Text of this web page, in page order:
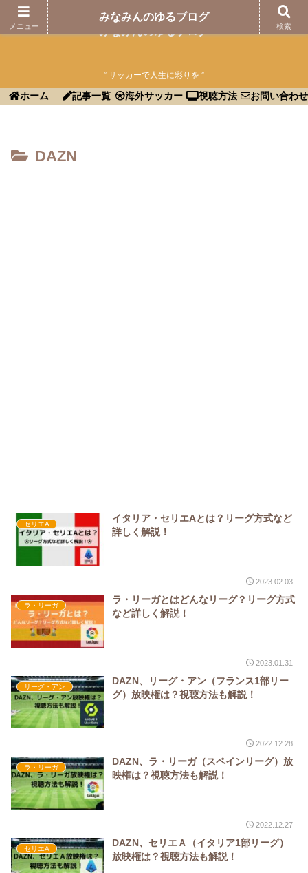
” サッカーで人生に彩りを ”
ホーム 記事一覧 海外サッカー 視聴方法 お問い合わせ
DAZN
セリエA
イタリア・セリエAとは？リーグ方式など
詳しく解説！
2023.02.03
ラ・リーガ
ラ・リーガとはどんなリーグ？リーグ方式
など詳しく解説！
2023.01.31
リーグ・アン
DAZN、リーグ・アン（フランス1部リー
グ）放映権は？視聴方法も解説！
2022.12.28
ラ・リーガ
DAZN、ラ・リーガ（スペインリーグ）放
映権は？視聴方法も解説！
2022.12.27
セリエA
DAZN、セリエＡ（イタリア1部リーグ）
放映権は？視聴方法も解説！
メニュー
みなみんのゆるブログ
検索